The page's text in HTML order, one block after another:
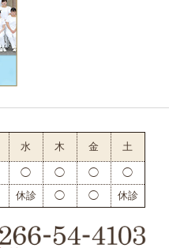
水 木 金 土
◯ ◯ ◯
◯
休診 ◯ ◯ 休診